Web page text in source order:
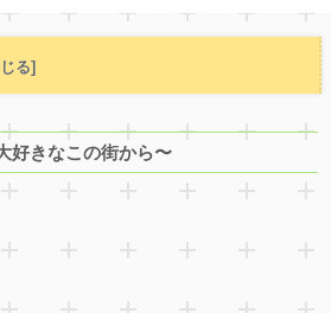
好きなこの街から〜